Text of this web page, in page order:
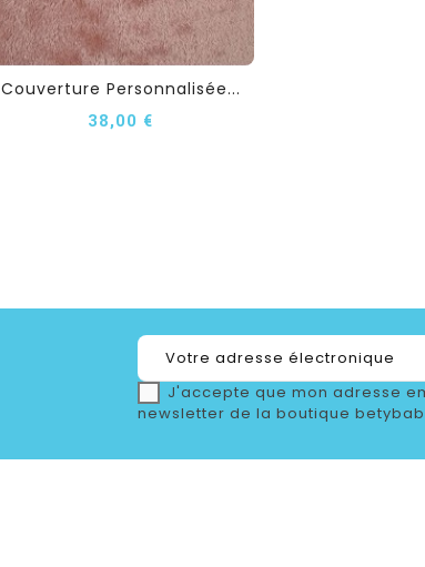
Couverture Personnalisée...
38,00 €
J'accepte que mon adresse
newsletter de la boutique